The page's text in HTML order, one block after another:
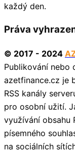
každý den.
Práva
© 2017 - 2024
Publikování nebo
azetfinance.cz je
RSS kanály
pro osobní užití.
využívání obsahu
písemného
na sociálních